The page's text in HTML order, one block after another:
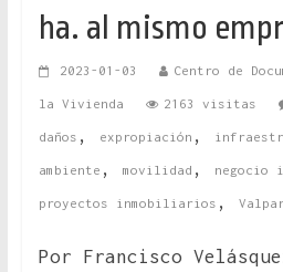
ha. al mismo
2023-01-03 Centro de
la Vivienda 2163 visitas
daños , expropiación ,
ambiente , movilidad , negocio
proyectos inmobiliarios ,
Por Francisco